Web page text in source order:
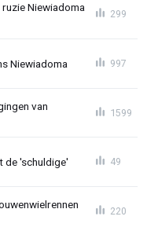
Niewiadoma
299
Niewiadoma 997
van
1599
de 'schuldige' 49
220